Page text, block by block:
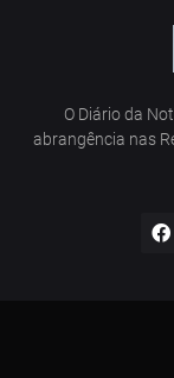
O Diário da
abrangência nas